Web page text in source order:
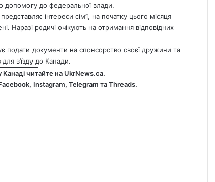
допомогу до федеральної влади.
інтереси сім’ї, на початку цього місяця
Наразі родичі очікують на отримання відповідних
подати документи на спонсорство своєї дружини та
в’їзду до Канади.
Канаді читайте на UkrNews.ca.
, Instagram, Telegram таThreads.